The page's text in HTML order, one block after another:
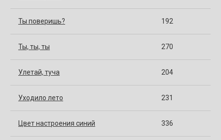
Ты поверишь? 192
Ты, ты, ты 270
Улетай, туча 204
Уходило лето 231
Цвет настроения синий 336